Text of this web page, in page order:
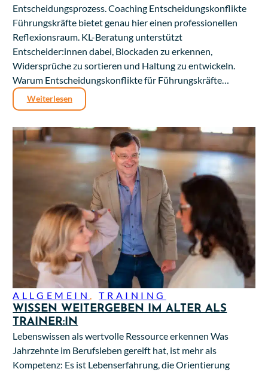
Entscheidungsprozess. Coaching Entscheidungskonflikte
Führungskräfte bietet genau hier einen professionellen
Reflexionsraum. KL-Beratung unterstützt
Entscheider:innen dabei, Blockaden zu erkennen,
Widersprüche zu sortieren und Haltung zu entwickeln.
Warum Entscheidungskonflikte für Führungskräfte…
Weiterlesen
ALLGEMEIN ,TRAINING
WISSEN WEITERGEBEN IM ALTER ALS
TRAINER:IN
Lebenswissen als wertvolle Ressource erkennen Was
Jahrzehnte im Berufsleben gereift hat, ist mehr als
Kompetenz: Es ist Lebenserfahrung, die Orientierung